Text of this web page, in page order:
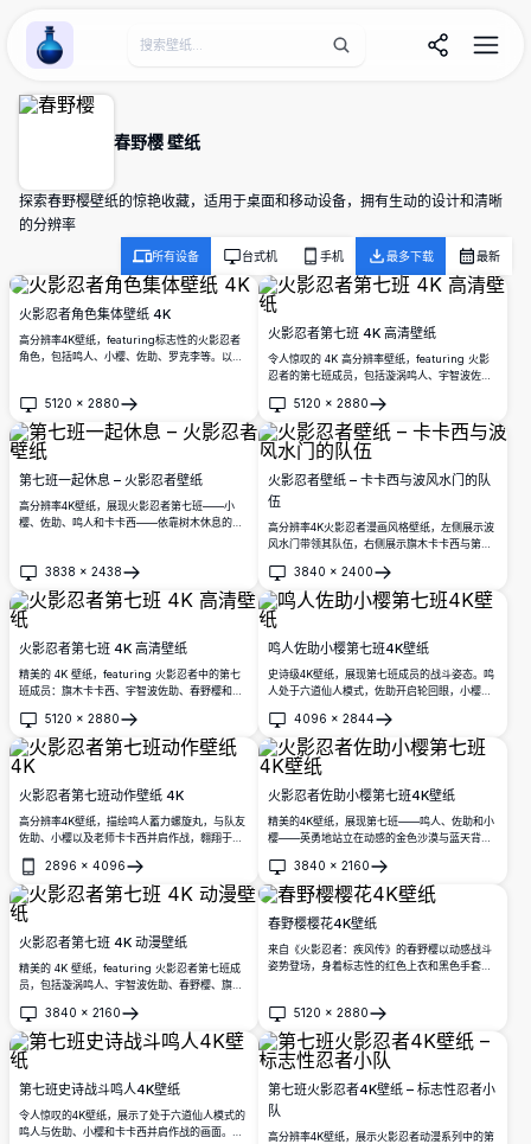
Wallpaper Alchemy
春野樱 壁纸
探索春野樱壁纸的惊艳收藏，适用于桌面和移动设备，拥有生动的设计和清晰
的分辨率
所有设备 台式机 手机 最多下载 最新
火影忍者角色集体壁纸 4K
高分辨率4K壁纸，featuring标志性的火影忍者
角色，包括鸣人、小樱、佐助、罗克李等。以日
5120 × 2880
打开
火影忍者第七班 4K 高清壁纸
令人惊叹的 4K 高分辨率壁纸，featuring 火影
忍者的第七班成员，包括漩涡鸣人、宇智波佐
充满活力的橙红色渐变。
5120 × 2880
打开
第七班一起休息 – 火影忍者壁纸
高分辨率4K壁纸，展现火影忍者第七班——小
樱、佐助、鸣人和卡卡西——依靠树木休息的场
作品。3838 × 2438
打开
火影忍者壁纸 – 卡卡西与波风水门的队
伍
高分辨率4K火影忍者漫画风格壁纸，左侧展示波
风水门带领其队伍，右侧展示旗木卡卡西与第七
3840 × 2400
打开
火影忍者第七班 4K 高清壁纸
精美的 4K 壁纸，featuring 火影忍者中的第七
班成员：旗木卡卡西、宇智波佐助、春野樱和漩
的蓝色波浪为背景，非常适合桌面使用。
5120 × 2880
打开
鸣人佐助小樱第七班4K壁纸
史诗级4K壁纸，展现第七班成员的战斗姿态。鸣
人处于六道仙人模式，佐助开启轮回眼，小樱并
形。
4096 × 2844
打开
火影忍者第七班动作壁纸 4K
高分辨率4K壁纸，描绘鸣人蓄力螺旋丸，与队友
佐助、小樱以及老师卡卡西并肩作战，翱翔于木
2896 × 4096
打开
火影忍者佐助小樱第七班4K壁纸
精美的4K壁纸，展现第七班——鸣人、佐助和小
樱——英勇地站立在动感的金色沙漠与蓝天背景
面呈现《火影忍者疾风传》中的标志性角色。
3840 × 2160
打开
火影忍者第七班 4K 动漫壁纸
精美的 4K 壁纸，featuring 火影忍者第七班成
员，包括漩涡鸣人、宇智波佐助、春野樱、旗木
涡图案。非常适合桌面和移动设备屏幕。
3840 × 2160
打开
春野樱樱花4K壁纸
来自《火影忍者：疾风传》的春野樱以动感战斗
姿势登场，身着标志性的红色上衣和黑色手套。
5120 × 2880
打开
第七班史诗战斗鸣人4K壁纸
令人惊叹的4K壁纸，展示了处于六道仙人模式的
鸣人与佐助、小樱和卡卡西并肩作战的画面。第
第七班火影忍者4K壁纸 – 标志性忍者小
队
高分辨率4K壁纸，展示火影忍者动漫系列中的第